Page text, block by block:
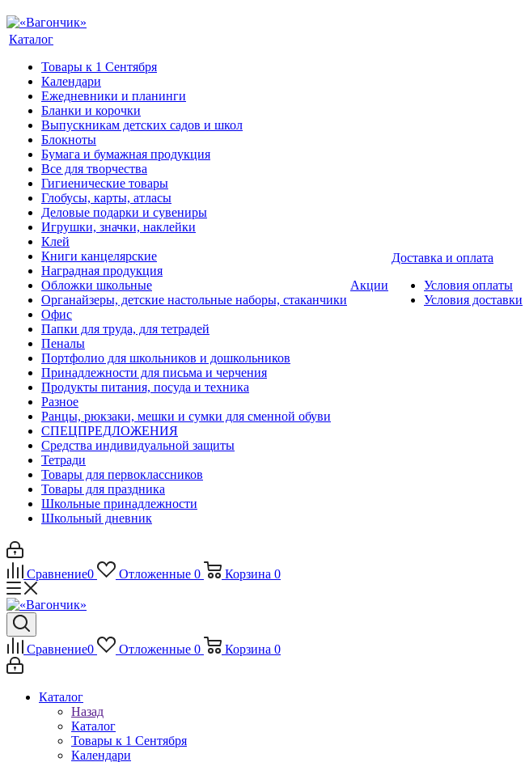
Каталог
Товары к 1 Сентября
Календари
Ежедневники и планинги
Бланки и корочки
Выпускникам детских садов и школ
Блокноты
Бумага и бумажная продукция
Все для творчества
Гигиенические товары
Глобусы, карты, атласы
Деловые подарки и сувениры
Игрушки, значки, наклейки
Клей
Книги канцелярские
Наградная продукция
Обложки школьные
Органайзеры, детские настольные наборы, стаканчики
Офис
Папки для труда, для тетрадей
Пеналы
Портфолио для школьников и дошкольников
Принадлежности для письма и черчения
Продукты питания, посуда и техника
Разное
Ранцы, рюкзаки, мешки и сумки для сменной обуви
СПЕЦПРЕДЛОЖЕНИЯ
Средства индивидуальной защиты
Тетради
Товары для первоклассников
Товары для праздника
Школьные принадлежности
Школьный дневник
Акции
Доставка и оплата
Условия оплаты
Условия доставки
Сравнение0 Отложенные 0 Корзина 0
Сравнение0 Отложенные 0 Корзина 0
Каталог
Назад
Каталог
Товары к 1 Сентября
Календари